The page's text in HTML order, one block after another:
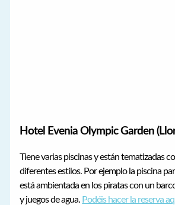
Hotel Evenia Olympic Garden
Tiene varias piscinas y están tematizadas
diferentes estilos. Por ejemplo la piscina
está ambientada en los piratas con un
y juegos de agua. Podéis hacer la reserva